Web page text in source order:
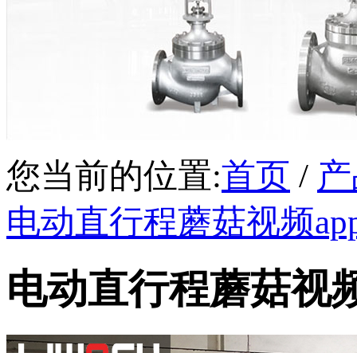
您当前的位置:首页 /
电动直行程蘑菇视频
电动直行程蘑菇视